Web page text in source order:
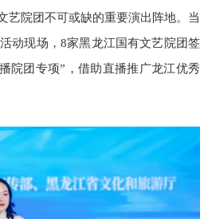
艺院团不可或缺的重要演出阵地。当
动现场，8家黑龙江国有文艺院团签
院团专项”，借助直播推广龙江优秀